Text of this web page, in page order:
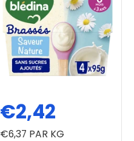
€2,42
€6,37 PAR KG